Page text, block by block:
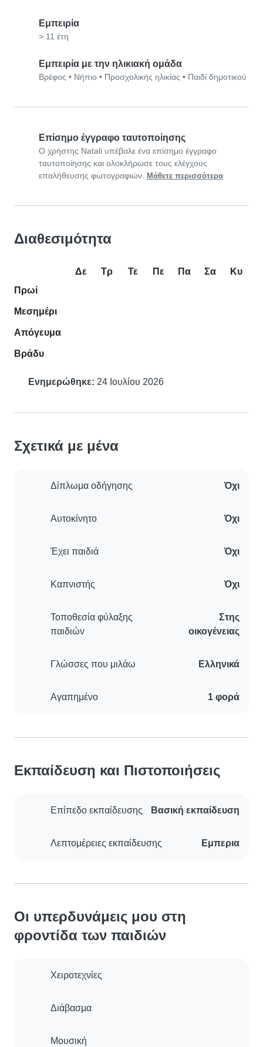
Εμπειρία
> 11 έτη
Εμπειρία με την ηλικιακή ομάδα
Βρέφος • Νήπιο • Προσχολικής ηλικίας • Παιδί δημοτικού
Επίσημο έγγραφο ταυτοποίησης
Ο χρήστης Natali υπέβαλε ένα επίσημο έγγραφο
ταυτοποίησης και ολοκλήρωσε τους ελέγχους
επαλήθευσης φωτογραφιών. Μάθετε περισσότερα
Διαθεσιμότητα
Δε Τρ Τε Πε Πα Σα
Κυ
Πρωί
Μεσημέρι
Απόγευμα
Βράδυ
Ενημερώθηκε: 24 Ιουλίου 2026
Σχετικά με μένα
Δίπλωμα οδήγησης Όχι
Αυτοκίνητο Όχι
Έχει παιδιά Όχι
Καπνιστής Όχι
Τοποθεσία φύλαξης
παιδιών
Στης
οικογένειας
Γλώσσες που μιλάω Ελληνικά
Αγαπημένο 1 φορά
Εκπαίδευση και Πιστοποιήσεις
Επίπεδο εκπαίδευσης Βασική εκπαίδευση
Λεπτομέρειες εκπαίδευσης Εμπερια
Οι υπερδυνάμεις μου στη
φροντίδα των παιδιών
Χειροτεχνίες
Διάβασμα
Μουσική